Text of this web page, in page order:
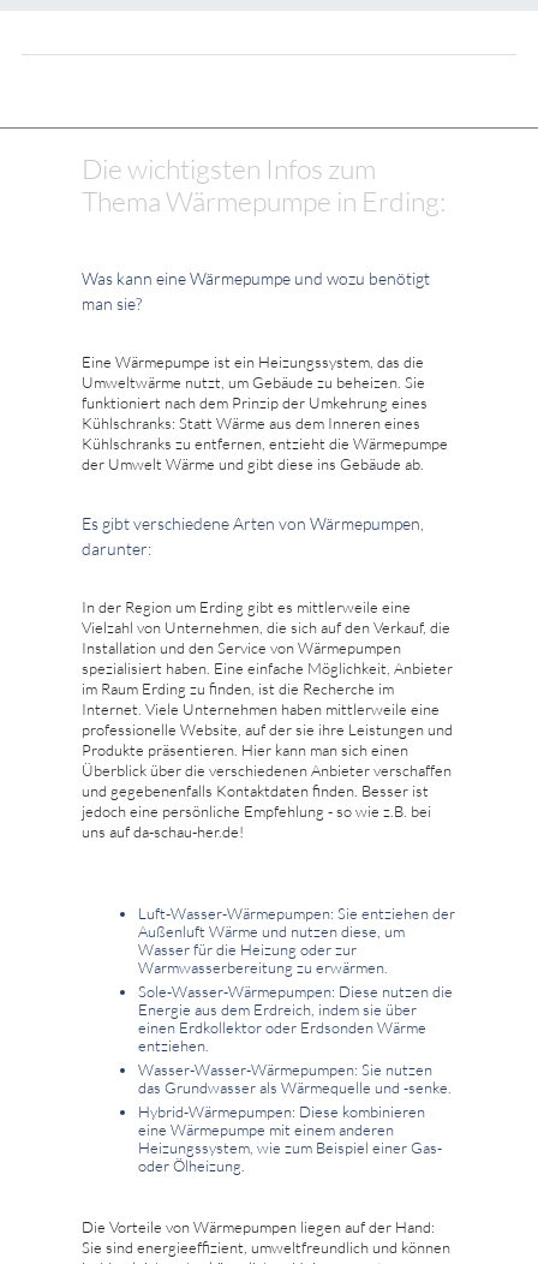
Die wichtigsten Infos zum
Thema Wärmepumpe in Erding:
Was kann eine Wärmepumpe und wozu benötigt
man sie?
Eine Wärmepumpe ist ein Heizungssystem, das die
Umweltwärme nutzt, um Gebäude zu beheizen. Sie
funktioniert nach dem Prinzip der Umkehrung eines
Kühlschranks: Statt Wärme aus dem Inneren eines
Kühlschranks zu entfernen, entzieht die Wärmepumpe
der Umwelt Wärme und gibt diese ins Gebäude ab.
Es gibt verschiedene Arten von Wärmepumpen,
darunter:
In der Region um Erding gibt es mittlerweile eine
Vielzahl von Unternehmen, die sich auf den Verkauf, die
Installation und den Service von Wärmepumpen
spezialisiert haben. Eine einfache Möglichkeit, Anbieter
im Raum Erding zu finden, ist die Recherche im
Internet. Viele Unternehmen haben mittlerweile eine
professionelle Website, auf der sie ihre Leistungen und
Produkte präsentieren. Hier kann man sich einen
Überblick über die verschiedenen Anbieter verschaffen
und gegebenenfalls Kontaktdaten finden. Besser ist
jedoch eine persönliche Empfehlung - so wie z.B. bei
uns auf da-schau-her.de!
Luft-Wasser-Wärmepumpen: Sie entziehen der
Außenluft Wärme und nutzen diese, um
Wasser für die Heizung oder zur
Warmwasserbereitung zu erwärmen.
Sole-Wasser-Wärmepumpen: Diese nutzen die
Energie aus dem Erdreich, indem sie über
einen Erdkollektor oder Erdsonden Wärme
entziehen.
Wasser-Wasser-Wärmepumpen: Sie nutzen
das Grundwasser als Wärmequelle und -senke.
Hybrid-Wärmepumpen: Diese kombinieren
eine Wärmepumpe mit einem anderen
Heizungssystem, wie zum Beispiel einer Gas-
oder Ölheizung.
Die Vorteile von Wärmepumpen liegen auf der Hand:
Sie sind energieeffizient, umweltfreundlich und können